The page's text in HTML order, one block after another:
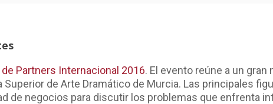
Partners Internacional 2016. El evento reúne a un gran
de Arte Dramático de Murcia. Las principales
de negocios para discutir los problemas que enfrenta